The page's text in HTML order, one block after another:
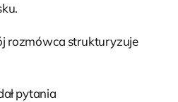
rozmówca strukturyzuje
pytania